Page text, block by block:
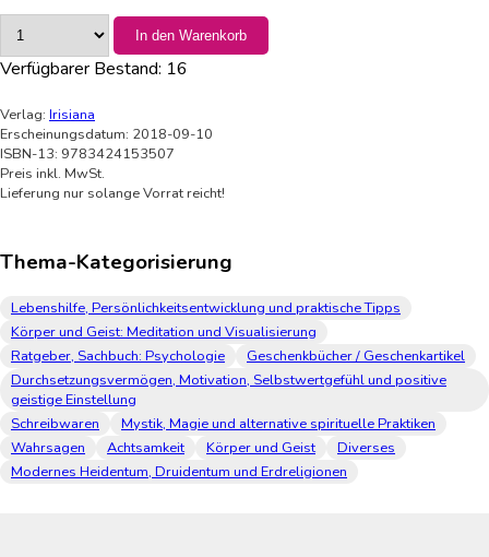
In den Warenkorb
Verfügbarer Bestand: 16
Verlag: Irisiana
Erscheinungsdatum: 2018-09-10
ISBN-13: 9783424153507
Preis inkl. MwSt.
Lieferung nur solange Vorrat reicht!
Thema-Kategorisierung
Lebenshilfe, Persönlichkeitsentwicklung und praktische Tipps
Körper und Geist: Meditation und Visualisierung
Ratgeber, Sachbuch: Psychologie
Geschenkbücher / Geschenkartikel
Durchsetzungsvermögen, Motivation, Selbstwertgefühl und positive
geistige Einstellung
Schreibwaren
Mystik, Magie und alternative spirituelle Praktiken
Wahrsagen
Achtsamkeit Körper und Geist
Diverses
Modernes Heidentum, Druidentum und Erdreligionen